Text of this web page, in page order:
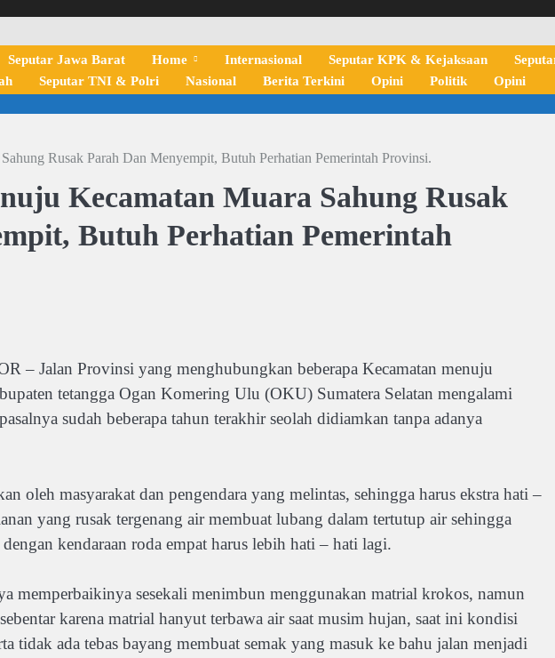
Seputar Jawa Barat Home Internasional Seputar KPK & Kejaksaan
Seputar TNI & Polri Nasional Berita Terkini Opini Politik Opini
Rusak Parah Dan Menyempit, Butuh Perhatian Pemerintah Provinsi.
Kecamatan Muara Sahung Rusak
Butuh Perhatian Pemerintah
– Jalan Provinsi yang menghubungkan beberapa Kecamatan menuju
tetangga Ogan Komering Ulu (OKU) Sumatera Selatan mengalami
sudah beberapa tahun terakhir seolah didiamkan tanpa adanya
oleh masyarakat dan pengendara yang melintas, sehingga harus ekstra hati –
yang rusak tergenang air membuat lubang dalam tertutup air sehingga
kendaraan roda empat harus lebih hati – hati lagi.
memperbaikinya sesekali menimbun menggunakan matrial krokos, namun
karena matrial hanyut terbawa air saat musim hujan, saat ini kondisi
tidak ada tebas bayang membuat semak yang masuk ke bahu jalan menjadi